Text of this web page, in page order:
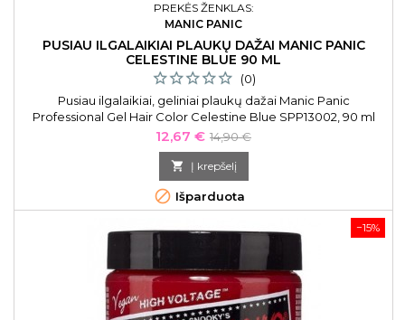
PREKĖS ŽENKLAS:
MANIC PANIC
PUSIAU ILGALAIKIAI PLAUKŲ DAŽAI MANIC PANIC
CELESTINE BLUE 90 ML
(0)
Pusiau ilgalaikiai, geliniai plaukų dažai Manic Panic
Professional Gel Hair Color Celestine Blue SPP13002, 90 ml
Kaina
12,67 € Bazinė
kaina
14,90 €
 Į krepšelį
 Išparduota
−15%